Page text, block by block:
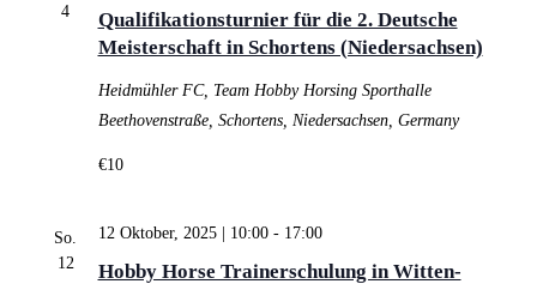
4
Qualifikationsturnier für die 2. Deutsche
Meisterschaft in Schortens (Niedersachsen)
Heidmühler FC, Team Hobby Horsing Sporthalle
Beethovenstraße, Schortens, Niedersachsen, Germany
€10
So.
12
Hobby Horse Trainerschulung in Witten-
12 Oktober, 2025 | 10:00- 17:00